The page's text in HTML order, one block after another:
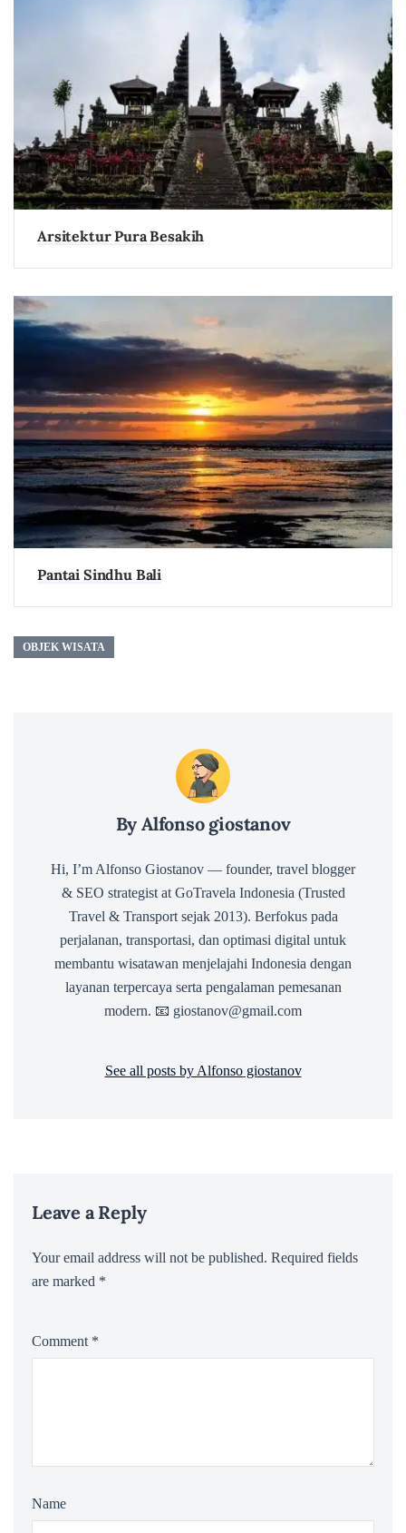
Arsitektur Pura Besakih
Pantai Sindhu Bali
OBJEK WISATA
By Alfonso giostanov
Hi, I’m Alfonso Giostanov — founder, travel blogger
& SEO strategist at GoTravela Indonesia (Trusted
Travel & Transport sejak 2013). Berfokus pada
perjalanan, transportasi, dan optimasi digital untuk
membantu wisatawan menjelajahi Indonesia dengan
layanan terpercaya serta pengalaman pemesanan
modern. 📧 giostanov@gmail.com
See all posts by Alfonso giostanov
Leave a Reply
Your email address will not be published. Required fields
are marked *
Comment *
Name